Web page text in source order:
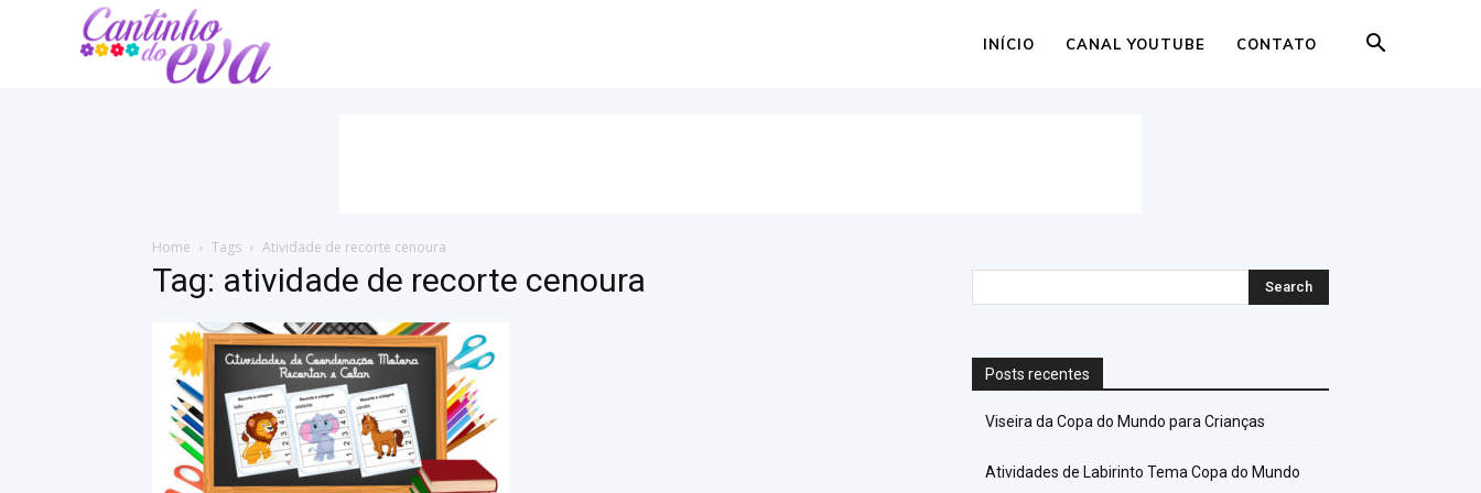
INÍCIO CANAL YOUTUBE CONTATO
Home Tags Atividade de recorte cenoura
Tag: atividade de recorte cenoura
Posts recentes
Viseira da Copa do Mundo para Crianças
Atividades de Labirinto Tema Copa do Mundo